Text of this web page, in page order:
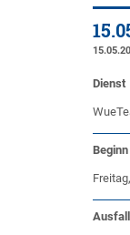
Dienst
Ausfall